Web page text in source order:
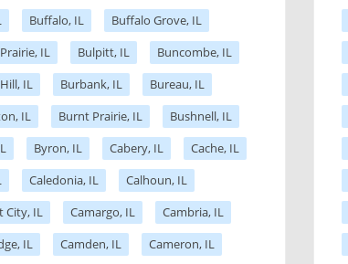
Buffalo, IL
Buffalo Grove, IL
IL
Bulpitt, IL
Buncombe, IL
IL
Burbank, IL
Bureau, IL
IL
Burnt Prairie, IL
Bushnell, IL
Byron, IL Cabery, IL
Cache, IL
Caledonia, IL
Calhoun, IL
City, IL
Camargo, IL
Cambria, IL
IL
Camden, IL
Cameron, IL